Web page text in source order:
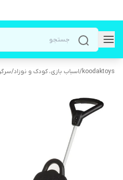
koodaktoys
/اسباب بازی، کودک و نوزاد/